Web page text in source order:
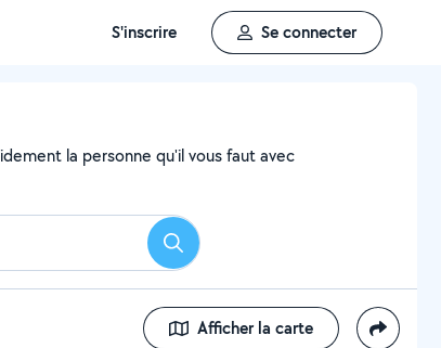
S'inscrire Se connecter
la personne qu'il vous faut avec
Rechercher
Afficher la carte